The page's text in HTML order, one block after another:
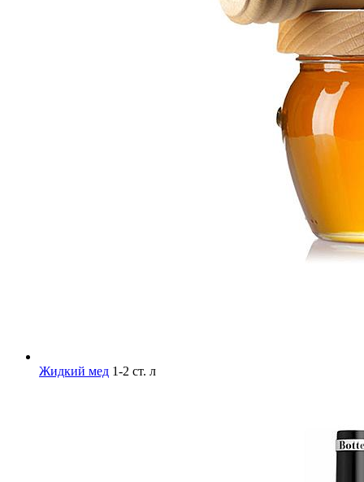
Жидкий мед 1-2 ст. л